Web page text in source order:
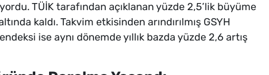
TÜİK tarafından açıklanan yüzde 2,5’lik büyüme
kaldı. Takvim etkisinden arındırılmış GSYH
ise aynı dönemde yıllık bazda yüzde 2,6 artış